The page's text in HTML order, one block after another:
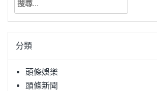
關
字:分類
頭條娛樂
頭條新聞